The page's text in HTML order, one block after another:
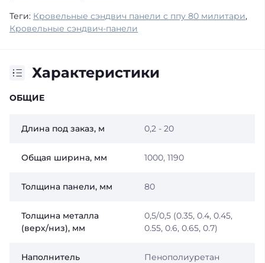
Теги: Кровельные сэндвич панели с ппу 80 милитари,
Кровельные сэндвич-панели
Характеристики
ОБЩИЕ
Длина под заказ, м 0,2 - 20
Общая ширина, мм 1000, 1190
Толщина панели, мм 80
Толщина металла
(верх/низ), мм
0,5/0,5 (0.35, 0.4, 0.45,
0.55, 0.6, 0.65, 0.7)
Наполнитель Пенополиуретан